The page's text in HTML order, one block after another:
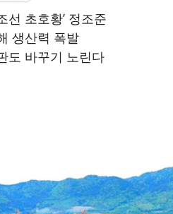
선 초호황’ 정조준
생산력 폭발
도 바꾸기 노린다